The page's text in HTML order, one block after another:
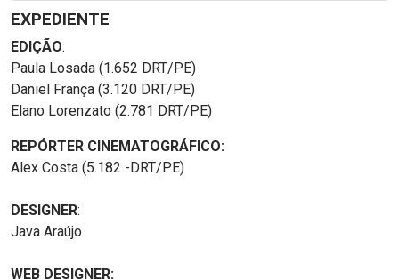
EXPEDIENTE
EDIÇÃO:
Paula Losada (1.652 DRT/PE)
Daniel França (3.120 DRT/PE)
Elano Lorenzato (2.781 DRT/PE)
REPÓRTER CINEMATOGRÁFICO:
Alex Costa (5.182 -DRT/PE)
DESIGNER:
Java Araújo
WEB DESIGNER: